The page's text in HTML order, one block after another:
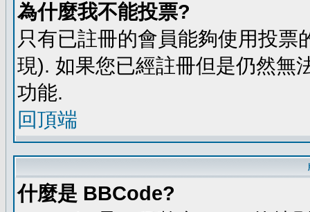
為什麼我不能投票?
只有已註冊的會員能夠使用投
現). 如果您已經註冊但是仍然無
功能.
回頂端
什麼是 BBCode?